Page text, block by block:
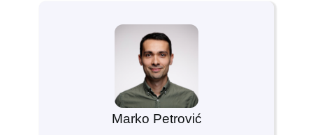
Marko Petrović